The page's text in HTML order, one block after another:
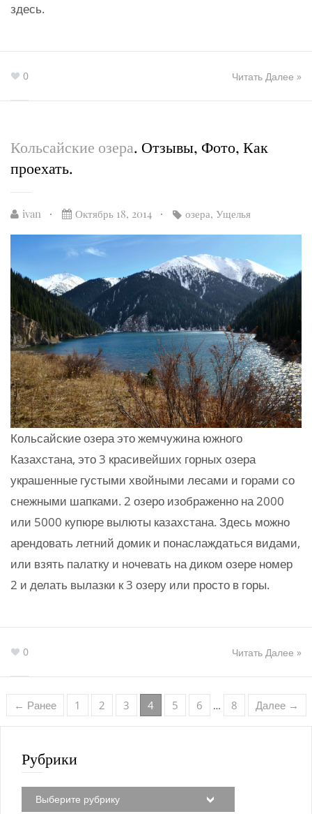
здесь.
0 Читать Далее »
Кольсайские озера. Отзывы, Фото, Как
проехать.
ivan Октябрь 18, 2014 озера, Ущелья
Кольсайские озера это жемчужина южного
Казахстана, это 3 красивейших горных озера
украшенные густыми хвойными лесами и горами со
снежными шапками. 2 озеро изображенно на 2000
или 5000 купюре вылюты казахстана. Здесь можно
арендовать летний домик и понаслаждаться видами,
или взять палатку и ночевать на диком озере номер
2 и делать вылазки к 3 озеру или просто в горы.
0 Читать Далее »
← Ранее 1 2 3 4 5 6 … 8 Далее →
Рубрики